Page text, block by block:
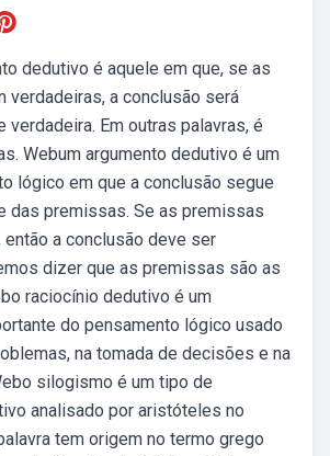
dedutivo é aquele em que, se as
verdadeiras, a conclusão será
verdadeira. Em outras palavras, é
Webum argumento dedutivo é um
lógico em que a conclusão segue
das premissas. Se as premissas
então a conclusão deve ser
dizer que as premissas são as
raciocínio dedutivo é um
do pensamento lógico usado
na tomada de decisões e na
silogismo é um tipo de
analisado por aristóteles no
tem origem no termo grego